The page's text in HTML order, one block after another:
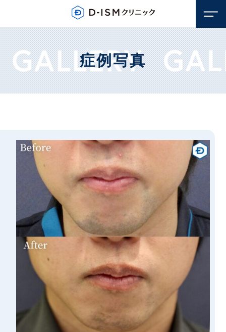
若返り・アンチエイジング
しみ・そばかす
毛穴
たるみ
ニキビ・ニキビ跡
クマ
肌質改善
体のお悩み
若返り・アンチエイジング
汗・におい
男性美容内科
医療脱毛
眉毛アートメイク
ヘアアートメイク
アクセス（東京）
施術料金一覧
症例写真